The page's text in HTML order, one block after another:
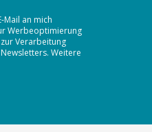
Mail an mich
Werbeoptimierung
Verarbeitung
Weitere